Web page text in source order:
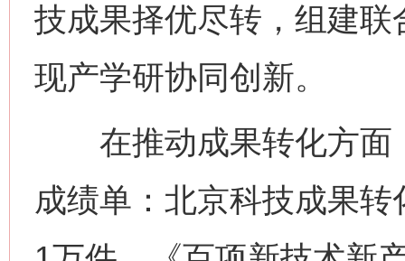
技成果择优尽转，组建
现产学研协同创新。
在推动成果转化方面
成绩单：北京科技成果